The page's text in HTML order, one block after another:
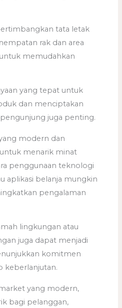
tata letak
rak dan area
memudahkan
yang tepat untuk
dan menciptakan
juga penting.
modern dan
menarik minat
penggunaan teknologi
aplikasi belanja mungkin
pengalaman
lingkungan atau
juga dapat menjadi
komitmen
keberlanjutan.
yang modern,
bagi pelanggan,